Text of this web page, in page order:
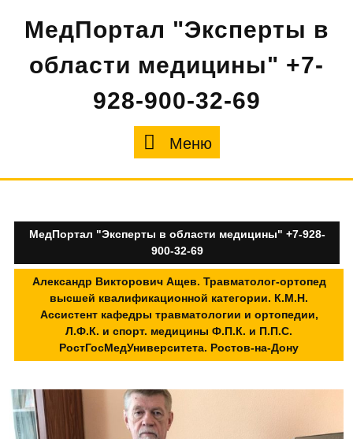
содержимому
МедПортал "Эксперты в
области медицины" +7-
928-900-32-69
Меню
МедПортал "Эксперты в области медицины" +7-928-
900-32-69
Александр Викторович Ащев. Травматолог-ортопед
высшей квалификационной категории. К.М.Н.
Ассистент кафедры травматологии и ортопедии,
Л.Ф.К. и спорт. медицины Ф.П.К. и П.П.С.
РостГосМедУниверситета. Ростов-на-Дону